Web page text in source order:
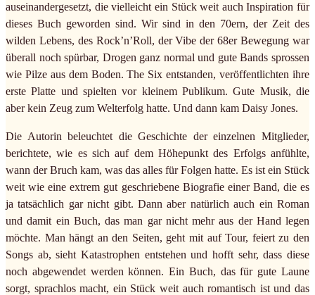
auseinandergesetzt, die vielleicht ein Stück weit auch Inspiration für
dieses Buch geworden sind. Wir sind in den 70ern, der Zeit des
wilden Lebens, des Rock’n’Roll, der Vibe der 68er Bewegung war
überall noch spürbar, Drogen ganz normal und gute Bands sprossen
wie Pilze aus dem Boden. The Six entstanden, veröffentlichten ihre
erste Platte und spielten vor kleinem Publikum. Gute Musik, die
aber kein Zeug zum Welterfolg hatte. Und dann kam Daisy Jones.
Die Autorin beleuchtet die Geschichte der einzelnen Mitglieder,
berichtete, wie es sich auf dem Höhepunkt des Erfolgs anfühlte,
wann der Bruch kam, was das alles für Folgen hatte. Es ist ein Stück
weit wie eine extrem gut geschriebene Biografie einer Band, die es
ja tatsächlich gar nicht gibt. Dann aber natürlich auch ein Roman
und damit ein Buch, das man gar nicht mehr aus der Hand legen
möchte. Man hängt an den Seiten, geht mit auf Tour, feiert zu den
Songs ab, sieht Katastrophen entstehen und hofft sehr, dass diese
noch abgewendet werden können. Ein Buch, das für gute Laune
sorgt, sprachlos macht, ein Stück weit auch romantisch ist und das